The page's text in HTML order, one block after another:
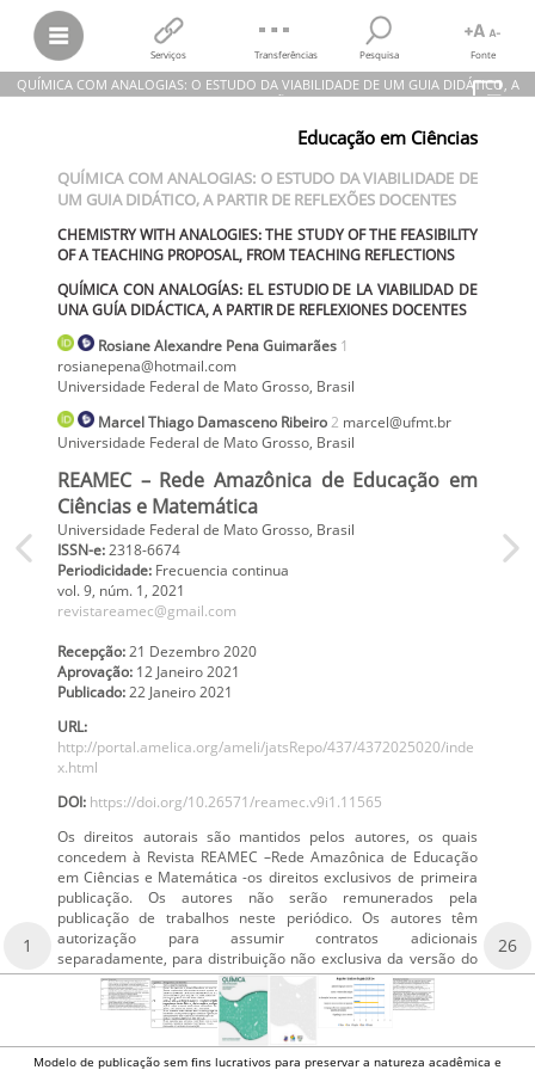
Serviços Transferências Pesquisa Fonte
QUÍMICA COM ANALOGIAS: O ESTUDO DA VIABILIDADE DE UM GUIA DIDÁTICO, A
PARTIR DE REFLEXÕES DOCENTES
Rosiane Alexandre Pena Guimarães; Marcel Thiago Damasceno
QUÍMICA COM ANALOGIAS: O ESTUDO DA VIABILIDADE DE UM GUIA
DIDÁTICO, A PARTIR DE REFLEXÕES DOCENTES
TEACHING PROPOSAL, FROM TEACHING REFLECTIONS
QUÍMICA CON ANALOGÍAS: EL ESTUDIO DE LA VIABILIDAD DE UNA
REAMEC – Rede Amazônica de Educação em Ciências e Matemática,
vol.9, núm. 1, 2021
Educação em Ciências
QUÍMICA COM ANALOGIAS: O ESTUDO DA VIABILIDADE DE
UM GUIA DIDÁTICO, A PARTIR DE REFLEXÕES DOCENTES
CHEMISTRY WITH ANALOGIES: THE STUDY OF THE FEASIBILITY
OF A TEACHING PROPOSAL, FROM TEACHING REFLECTIONS
QUÍMICA CON ANALOGÍAS: EL ESTUDIO DE LA VIABILIDAD DE
UNA GUÍA DIDÁCTICA, A PARTIR DE REFLEXIONES DOCENTES
Rosiane Alexandre Pena Guimarães 1
rosianepena@hotmail.com
Universidade Federal de Mato Grosso, Brasil
Marcel Thiago Damasceno Ribeiro2 marcel@ufmt.br
Universidade Federal de Mato Grosso, Brasil
REAMEC – Rede Amazônica de Educação em
Ciências e Matemática
Universidade Federal de Mato Grosso, Brasil
ISSN-e:2318-6674
Periodicidade: Frecuencia continua
vol. 9
, núm. 1, 2021
revistareamec@gmail.com
Recepção:
21 Dezembro 2020
Aprovação:
12 Janeiro 2021
Publicado:
22 Janeiro 2021
URL:
http://portal.amelica.org/ameli/jatsRepo/437/4372025020/inde
x.html
DOI: https://doi.org/10.26571/reamec.v9i1.11565
Os direitos autorais são mantidos pelos autores, os quais
concedem à Revista REAMEC –Rede Amazônica de Educação
em Ciências e Matemática -os direitos exclusivos de primeira
publicação. Os autores não serão remunerados pela
publicação de trabalhos neste periódico. Os autores têm
autorização para assumir contratos adicionais
separadamente, para distribuição não exclusiva da versão do
1 26
Modelo de publicação sem fins lucrativos para preservar a natureza acadêmica e